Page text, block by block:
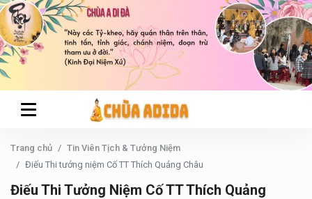
Trang chủ
Tin Viên Tịch & Tưởng Niệm
Điếu Thi tưởng niệm Cố TT Thích Quảng Châu
Điếu Thi Tưởng Niệm Cố TT Thích Quảng